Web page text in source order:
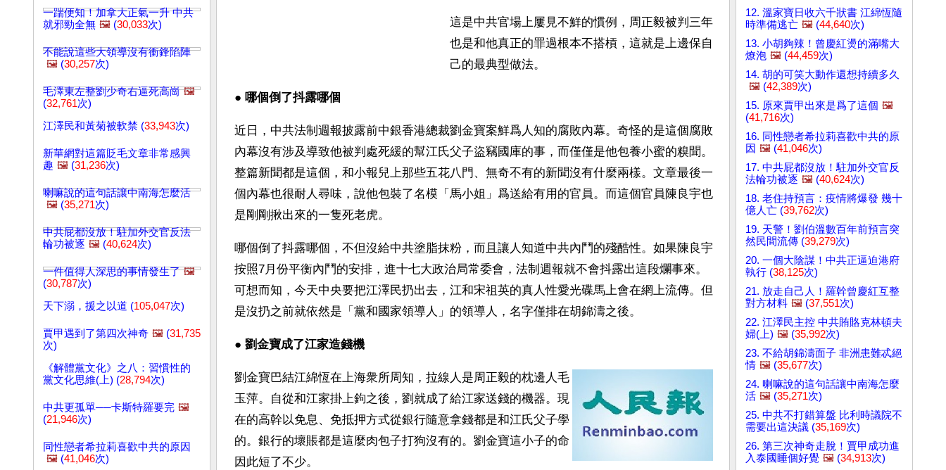
一踹便知！加拿大正氣一升 中共
就邪勁全無 🖼️ (30,033次)
不能說這些大領導沒有衝鋒陷陣
🖼️ (30,257次)
毛澤東左整劉少奇右逼死高崗 🖼️
(32,761次)
江澤民和黃菊被軟禁 (33,943次)
新華網對這篇貶毛文章非常感興
趣 🖼️ (31,236次)
喇嘛說的這句話讓中南海怎麼活
🖼️ (35,271次)
中共屁都沒放！駐加外交官反法
輪功被逐 🖼️ (40,624次)
一件值得人深思的事情發生了 🖼️
(30,787次)
天下溺，援之以道 (105,047次)
賈甲遇到了第四次神奇 🖼️ (31,735
次)
《解體黨文化》之八：習慣性的
黨文化思維(上) (28,794次)
中共更孤單──卡斯特羅要完 🖼️
(21,946次)
同性戀者希拉莉喜歡中共的原因
🖼️ (41,046次)
這是中共官場上屢見不鮮的慣例，周正毅被判三年
也是和他真正的罪過根本不搭槓，這就是上邊保自
己的最典型做法。
● 哪個倒了抖露哪個
近日，中共法制週報披露前中銀香港總裁劉金寶案鮮爲人知的腐敗內幕。奇怪的是這個腐敗
內幕沒有涉及導致他被判處死緩的幫江氏父子盜竊國庫的事，而僅僅是他包養小蜜的糗聞。
整篇新聞都是這個，和小報兒上那些五花八門、無奇不有的新聞沒有什麼兩樣。文章最後一
個內幕也很耐人尋味，說他包裝了名模「馬小姐」爲送給有用的官員。而這個官員陳良宇也
是剛剛揪出來的一隻死老虎。
哪個倒了抖露哪個，不但沒給中共塗脂抹粉，而且讓人知道中共內鬥的殘酷性。如果陳良宇
按照7月份平衡內鬥的安排，進十七大政治局常委會，法制週報就不會抖露出這段爛事來。
可想而知，今天中央要把江澤民扔出去，江和宋祖英的真人性愛光碟馬上會在網上流傳。但
是沒扔之前就依然是「黨和國家領導人」的領導人，名字僅排在胡錦濤之後。
● 劉金寶成了江家造錢機
劉金寶巴結江綿恆在上海衆所周知，拉線人是周正毅的枕邊人毛
玉萍。自從和江家掛上鉤之後，劉就成了給江家送錢的機器。現
在的高幹以免息、免抵押方式從銀行隨意拿錢都是和江氏父子學
的。銀行的壞賬都是這麼肉包子打狗沒有的。劉金寶這小子的命
因此短了不少。
12. 溫家寶日收六千狀書 江綿恆隨
時準備逃亡 🖼️ (44,640次)
13. 小胡夠辣！曾慶紅燙的滿嘴大
燎泡 🖼️ (44,459次)
14. 胡的可笑大動作還想持續多久
🖼️ (42,389次)
15. 原來賈甲出來是爲了這個 🖼️
(41,716次)
16. 同性戀者希拉莉喜歡中共的原
因 🖼️ (41,046次)
17. 中共屁都沒放！駐加外交官反
法輪功被逐 🖼️ (40,624次)
18. 老住持預言：疫情將爆發 幾十
億人亡 (39,762次)
19. 天警！劉伯溫數百年前預言突
然民間流傳 (39,279次)
20. 一個大陰謀！中共正逼迫港府
執行 (38,125次)
21. 放走自己人！羅幹曾慶紅互整
對方材料 🖼️ (37,551次)
22. 江澤民主控 中共賄賂克林頓夫
婦(上) 🖼️ (35,992次)
23. 不給胡錦濤面子 非洲患難忒絕
情 🖼️ (35,677次)
24. 喇嘛說的這句話讓中南海怎麼
活 🖼️ (35,271次)
25. 中共不打錯算盤 比利時議院不
需要出這決議 (35,169次)
26. 第三次神奇走脫！賈甲成功進
入泰國睡個好覺 🖼️ (34,913次)